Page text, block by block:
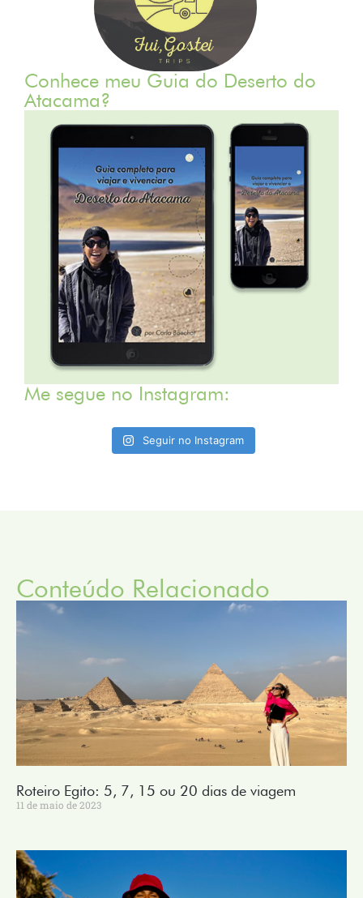
Conhece meu Guia do Deserto do
Atacama?
Me segue no Instagram:
Seguir no Instagram
Conteúdo Relacionado
Roteiro Egito: 5, 7, 15 ou 20 dias de viagem
11 de maio de 2023